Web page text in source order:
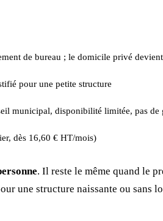
de bureau ; le domicile privé
pour une petite structure
municipal, disponibilité limitée, pas de
dès 16,60 € HT/mois)
. Il reste le même quand le
une structure naissante ou sans